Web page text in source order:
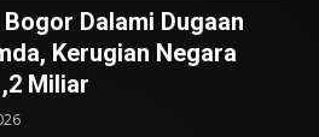
Dalami Dugaan
Kerugian Negara
Miliar